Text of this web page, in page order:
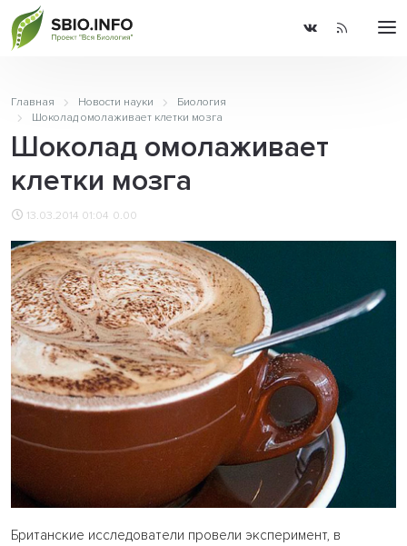
Главная Новости науки
Биология
Шоколад омолаживает клетки мозга
Шоколад омолаживает
клетки мозга
13.03.2014 01:04 0.00
Британские исследователи провели эксперимент, в